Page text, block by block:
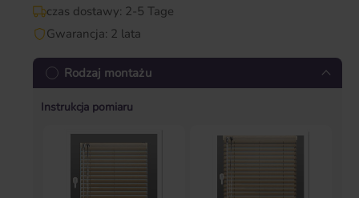
czas dostawy: 2-5 Tage
Gwarancja: 2 lata
Rodzaj montażu
Instrukcja pomiaru